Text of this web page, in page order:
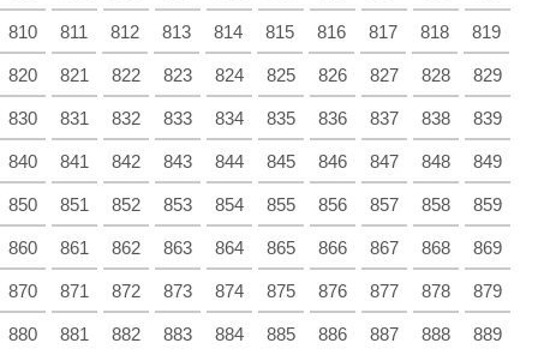
810 811 812 813 814 815 816 817 818 819
820 821 822 823 824 825 826 827 828 829
830 831 832 833 834 835 836 837 838 839
840 841 842 843 844 845 846 847 848 849
850 851 852 853 854 855 856 857 858 859
860 861 862 863 864 865 866 867 868 869
870 871 872 873 874 875 876 877 878 879
880 881 882 883 884 885 886 887 888 889